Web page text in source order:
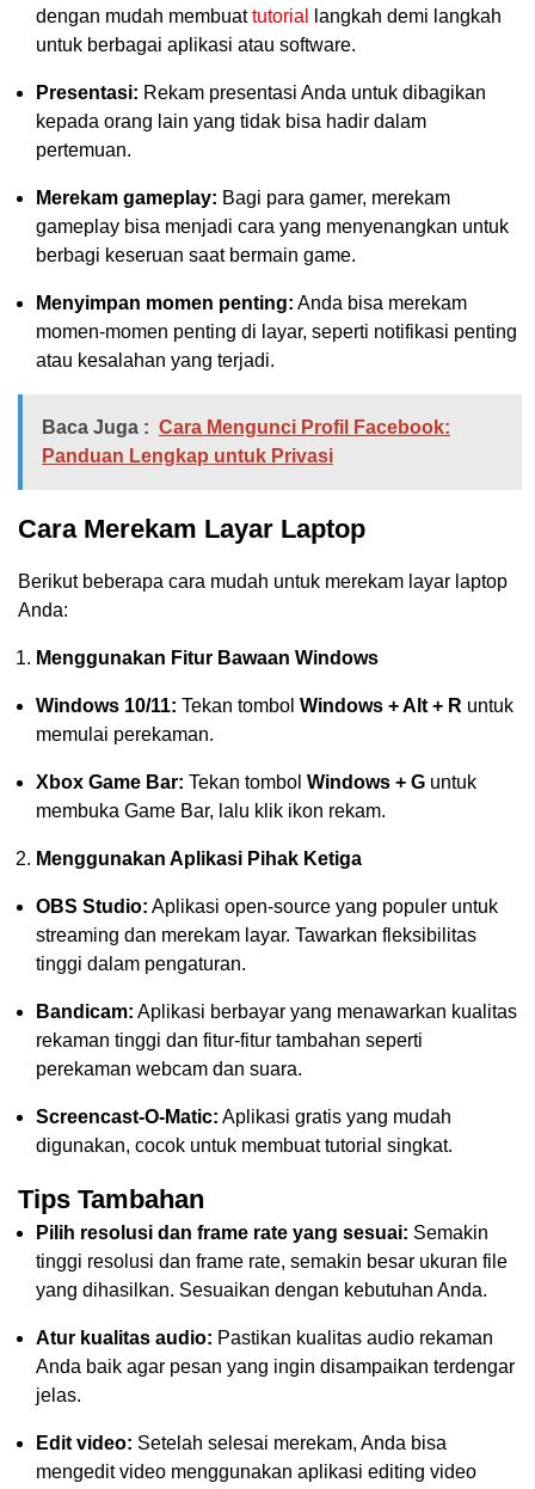
dengan mudah membuattutorial
langkah demi langkah
untuk berbagai aplikasi atau software.
Presentasi: Rekam presentasi Anda untuk dibagikan
kepada orang lain yang tidak bisa hadir dalam
pertemuan.
Merekam gameplay: Bagi para gamer, merekam
gameplay bisa menjadi cara yang menyenangkan untuk
berbagi keseruan saat bermain game.
Menyimpan momen penting: Anda bisa merekam
momen-momen penting di layar, seperti notifikasi penting
atau kesalahan yang terjadi.
Baca Juga : Cara Mengunci Profil Facebook:
Panduan Lengkap untuk Privasi
Cara Merekam Layar Laptop
Berikut beberapa cara mudah untuk merekam layar laptop
Anda:
Menggunakan Fitur Bawaan Windows
Windows 10/11: Tekan tombol Windows + Alt + R untuk
memulai perekaman.
Xbox Game Bar: Tekan tombol Windows + G untuk
membuka Game Bar, lalu klik ikon rekam.
Menggunakan Aplikasi Pihak Ketiga
OBS Studio: Aplikasi open-source yang populer untuk
streaming dan merekam layar. Tawarkan fleksibilitas
tinggi dalam pengaturan.
Bandicam: Aplikasi berbayar yang menawarkan kualitas
rekaman tinggi dan fitur-fitur tambahan seperti
perekaman webcam dan suara.
Screencast-O-Matic: Aplikasi gratis yang mudah
digunakan, cocok untuk membuat tutorial singkat.
Tips Tambahan
Pilih resolusi dan frame rate yang sesuai: Semakin
tinggi resolusi dan frame rate, semakin besar ukuran file
yang dihasilkan. Sesuaikan dengan kebutuhan Anda.
Atur kualitas audio: Pastikan kualitas audio rekaman
Anda baik agar pesan yang ingin disampaikan terdengar
jelas.
Edit video: Setelah selesai merekam, Anda bisa
mengedit video menggunakan aplikasi editing video